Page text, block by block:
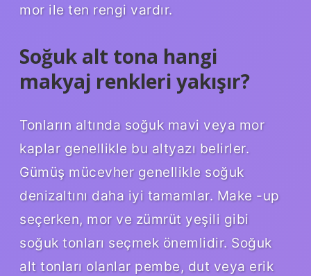
mor ile ten rengi vardır.
Soğuk alt tona hangi
makyaj renkleri yakışır?
Tonların altında soğuk mavi veya mor
kaplar genellikle bu altyazı belirler.
Gümüş mücevher genellikle soğuk
denizaltını daha iyi tamamlar. Make -up
seçerken, mor ve zümrüt yeşili gibi
soğuk tonları seçmek önemlidir. Soğuk
alt tonları olanlar pembe, dut veya erik